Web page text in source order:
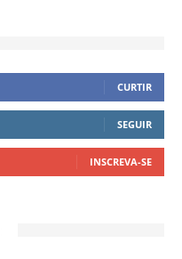
CURTIR
SEGUIR
INSCREVA-SE